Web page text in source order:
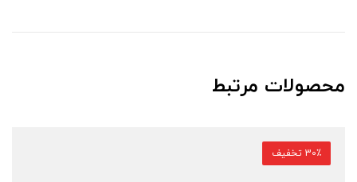
محصولات مرتبط
30٪ تخفیف